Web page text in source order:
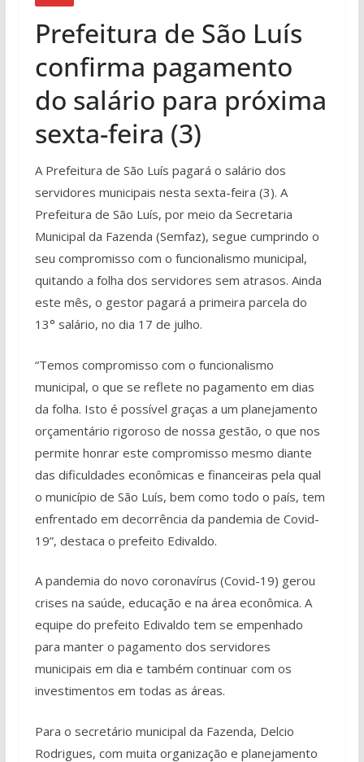
Prefeitura de São Luís
confirma pagamento
do salário para próxima
sexta-feira (3)
A Prefeitura de São Luís pagará o salário dos
servidores municipais nesta sexta-feira (3). A
Prefeitura de São Luís, por meio da Secretaria
Municipal da Fazenda (Semfaz), segue cumprindo o
seu compromisso com o funcionalismo municipal,
quitando a folha dos servidores sem atrasos. Ainda
este mês, o gestor pagará a primeira parcela do
13° salário, no dia 17 de julho.
“Temos compromisso com o funcionalismo
municipal, o que se reflete no pagamento em dias
da folha. Isto é possível graças a um planejamento
orçamentário rigoroso de nossa gestão, o que nos
permite honrar este compromisso mesmo diante
das dificuldades econômicas e financeiras pela qual
o município de São Luís, bem como todo o país, tem
enfrentado em decorrência da pandemia de Covid-
19”, destaca o prefeito Edivaldo.
A pandemia do novo coronavírus (Covid-19) gerou
crises na saúde, educação e na área econômica. A
equipe do prefeito Edivaldo tem se empenhado
para manter o pagamento dos servidores
municipais em dia e também continuar com os
investimentos em todas as áreas.
Para o secretário municipal da Fazenda, Delcio
Rodrigues, com muita organização e planejamento